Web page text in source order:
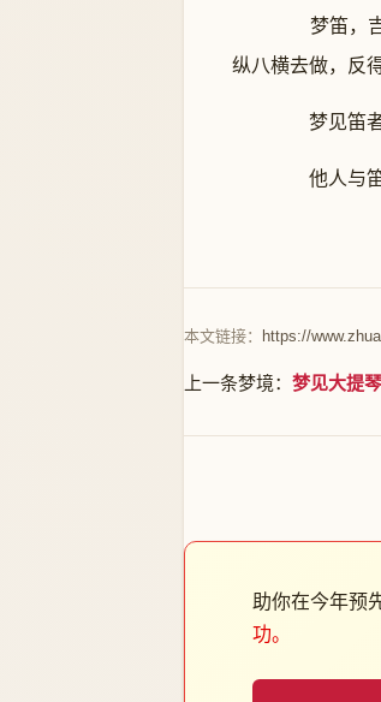
梦笛，吉
纵八横去做，反
梦见笛者
他人与笛
本文链接： https://
上一条梦境： 梦见大提琴
助你在今年预
功。